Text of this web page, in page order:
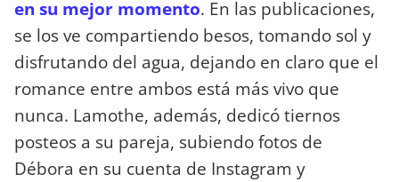
en su mejor momento. En las publicaciones,
se los ve compartiendo besos, tomando sol y
disfrutando del agua, dejando en claro que el
romance entre ambos está más vivo que
nunca. Lamothe, además, dedicó tiernos
posteos a su pareja, subiendo fotos de
Débora en su cuenta de Instagram y